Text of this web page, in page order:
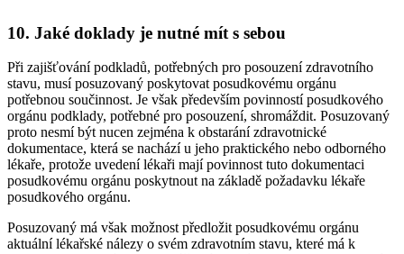
10. Jaké doklady je nutné mít s sebou
Při zajišťování podkladů, potřebných pro posouzení zdravotního
stavu, musí posuzovaný poskytovat posudkovému orgánu
potřebnou součinnost. Je však především povinností posudkového
orgánu podklady, potřebné pro posouzení, shromáždit. Posuzovaný
proto nesmí být nucen zejména k obstarání zdravotnické
dokumentace, která se nachází u jeho praktického nebo odborného
lékaře, protože uvedení lékaři mají povinnost tuto dokumentaci
posudkovému orgánu poskytnout na základě požadavku lékaře
posudkového orgánu.
Posuzovaný má však možnost předložit posudkovému orgánu
aktuální lékařské nálezy o svém zdravotním stavu, které má k